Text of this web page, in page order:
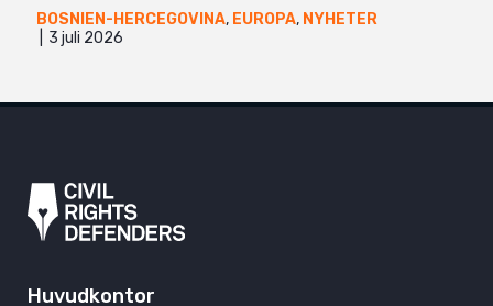
BOSNIEN-HERCEGOVINA, EUROPA, NYHETER
3 juli 2026
Huvudkontor